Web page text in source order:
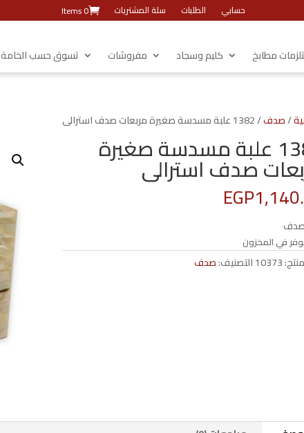
حسابي الطلبات سلة المشتريات 0 Items
مطابخ كليم وسجاد مفروشات تسوق حسب الخامة
/صدف/ 1382 علبة مسدسة صغيرة مربعات صدف استرالى
1382 علبة مسدسة صغيرة
صدف استرالى
EGP
صدف
في المخزون
10373التصنيف:صدف